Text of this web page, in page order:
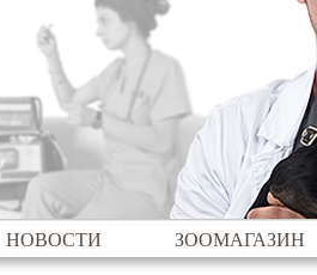
НОВОСТИ ЗООМАГАЗИН